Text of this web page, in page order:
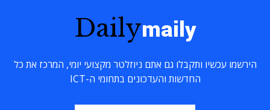
Dailymaily
הירשמו עכשיו ותקבלו גם אתם ניוזלטר מקצועי יומי, המרכז את כל
החדשות והעדכונים בתחומי ה-ICT